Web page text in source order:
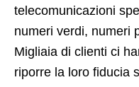
telecomunicazioni
numeri verdi, numeri
Migliaia di clienti ci
riporre la loro fiducia